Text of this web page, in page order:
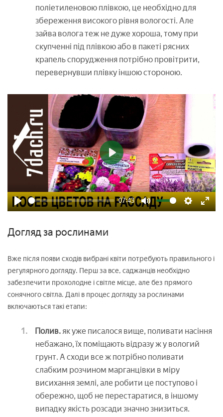
поліетиленовою плівкою, це необхідно для
збереження високого рівня вологості. Але
зайва волога теж не дуже хороша, тому при
скупченні під плівкою або в пакеті рясних
крапель спорудження потрібно провітрити,
перевернувши плівку іншою стороною.
Play
07:43
Mute Settings
Enter
Play
Догляд за рослинами
Вже після появи сходів вибрані квіти потребують правильного і
регулярного догляду. Перш за все, саджанців необхідно
забезпечити прохолодне і світле місце, але без прямого
сонячного світла. Далі в процес догляду за рослинами
включаються такі етапи:
Полив.як уже писалося вище, поливати насіння
небажано, їх поміщають відразу ж у вологий
грунт. А сходи все ж потрібно поливати
слабким розчином марганцівки в міру
висихання землі, але робити це поступово і
обережно, щоб не перестаратися, в іншому
випадку якість розсади значно знизиться.